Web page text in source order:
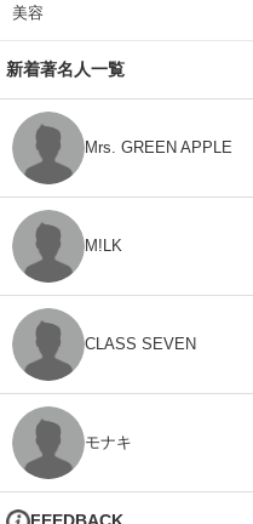
美容
新着著名人一覧
Mrs. GREEN APPLE
M!LK
CLASS SEVEN
モナキ